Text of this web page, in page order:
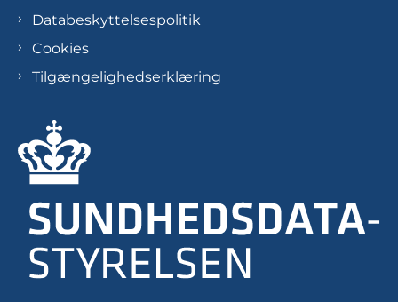
Databeskyttelsespolitik
Cookies
Tilgængelighedserklæring